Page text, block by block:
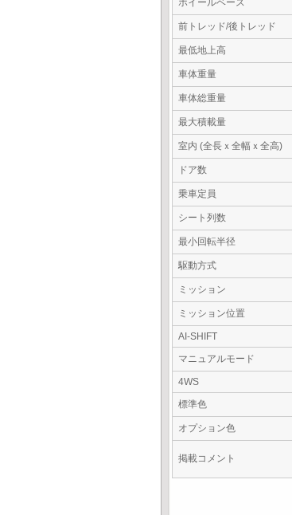
ホイールベース
前トレッド/後トレッド
最低地上高
車体重量
車体総重量
最大積載量
室内 (全長ｘ全幅ｘ全高)
ドア数
乗車定員
シート列数
最小回転半径
駆動方式
ミッション
ミッション位置
AI-SHIFT
マニュアルモード
4WS
標準色
オプション色
掲載コメント